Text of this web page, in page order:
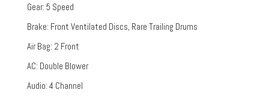
Gear: 5 Speed
Brake: Front Ventilated Discs, Rare Trailing Drums
Air Bag: 2 Front
AC: Double Blower
Audio: 4 Channel